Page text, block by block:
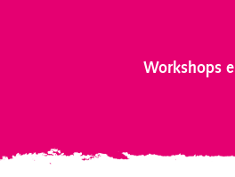
Workshops